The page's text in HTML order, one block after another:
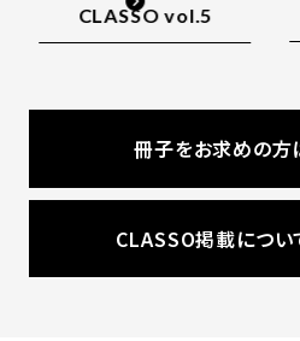
CLASSO vol.5
冊子をお求めの方
CLASSO掲載につい